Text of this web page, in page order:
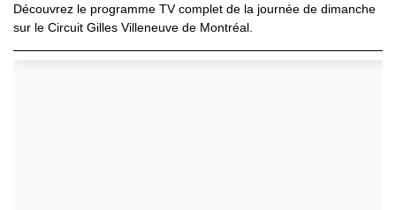
Découvrez le programme TV complet de la journée de dimanche
sur le Circuit Gilles Villeneuve de Montréal.